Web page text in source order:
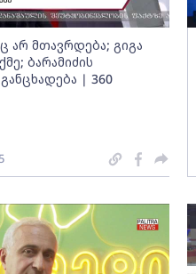
არ მთავრდება; გიგა
ბარამიძის
| 360